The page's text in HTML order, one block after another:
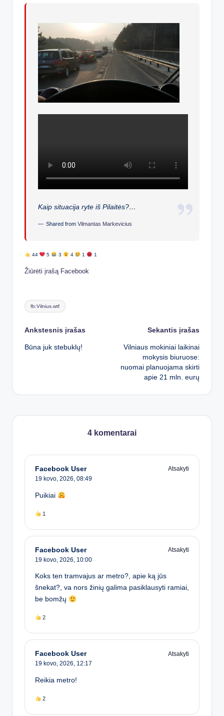
Kaip situacija ryte iš Pilaitės?…
Shared from Vilmantas Markevicius
44 5 3 4 1 1
Žiūrėti įrašą Facebook
Tags:
fb:Vilnius.wtf
Post
navigation
Ankstesnis įrašas
Būna juk stebuklų!
Sekantis įrašas
Vilniaus mokiniai laikinai
mokysis biuruose:
nuomai planuojama skirti
apie 21 mln. eurų
4 komentarai
Facebook User
Atsakyti
19 kovo, 2026, 08:49
Puikiai
1
Facebook User
Atsakyti
19 kovo, 2026, 10:00
Koks ten tramvajus ar metro?, apie ką jūs
šnekat?, va nors žinių galima pasiklausyti ramiai,
be bomžų
2
Facebook User
Atsakyti
19 kovo, 2026, 12:17
Reikia metro!
2